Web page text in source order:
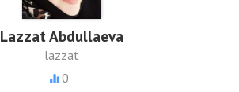
Lazzat Abdullaeva
lazzat
0